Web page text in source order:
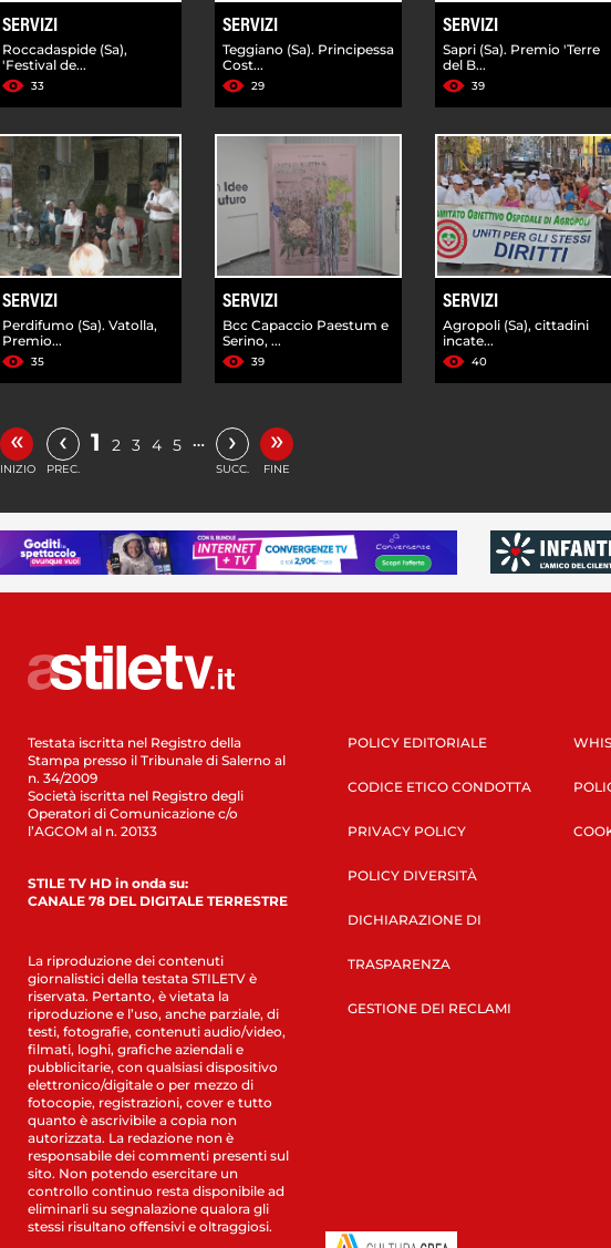
SERVIZI
Roccadaspide (Sa),
'Festival de...
33
SERVIZI
Teggiano (Sa). Principessa
Cost...
29
SERVIZI
Sapri (Sa). Premio 'Terre
del B...
39
SERVIZI
Perdifumo (Sa). Vatolla,
Premio...
35
SERVIZI
Bcc Capaccio Paestum e
Serino, ...
39
SERVIZI
Agropoli (Sa), cittadini
incate...
40
«
INIZIO
‹
PREC.
1 2 3 4 5 … ›
SUCC.
»
FINE
Testata iscritta nel Registro della
Stampa presso il Tribunale di Salerno al
n. 34/2009
Società iscritta nel Registro degli
Operatori di Comunicazione c/o
l’AGCOM al n. 20133
STILE TV HD in onda su:
CANALE 78 DEL DIGITALE TERRESTRE
La riproduzione dei contenuti
giornalistici della testata STILETV è
riservata. Pertanto, è vietata la
riproduzione e l’uso, anche parziale, di
testi, fotografie, contenuti audio/video,
filmati, loghi, grafiche aziendali e
pubblicitarie, con qualsiasi dispositivo
elettronico/digitale o per mezzo di
fotocopie, registrazioni, cover e tutto
quanto è ascrivibile a copia non
autorizzata. La redazione non è
responsabile dei commenti presenti sul
sito. Non potendo esercitare un
controllo continuo resta disponibile ad
eliminarli su segnalazione qualora gli
stessi risultano offensivi e oltraggiosi.
POLICY EDITORIALE
CODICE ETICO CONDOTTA
PRIVACY POLICY
POLICY DIVERSITÀ
DICHIARAZIONE DI
TRASPARENZA
GESTIONE DEI RECLAMI